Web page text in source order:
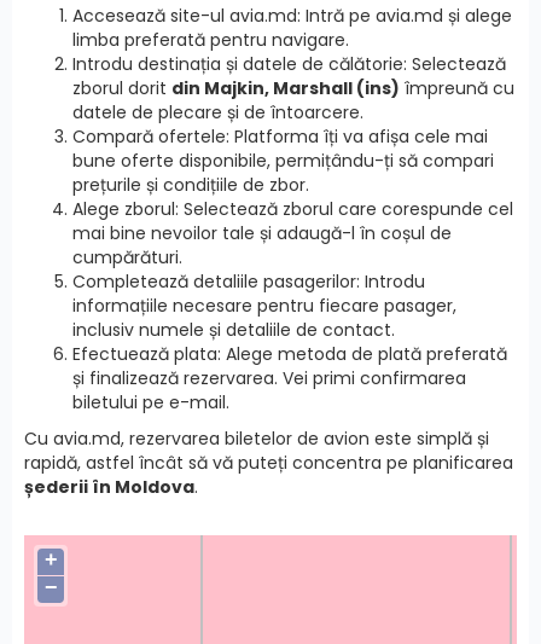
Accesează site-ul avia.md: Intră pe avia.md și alege
limba preferată pentru navigare.
Introdu destinația și datele de călătorie: Selectează
zborul dorit din Majkin, Marshall (ins) împreună cu
datele de plecare și de întoarcere.
Compară ofertele: Platforma îți va afișa cele mai
bune oferte disponibile, permițându-ți să compari
prețurile și condițiile de zbor.
Alege zborul: Selectează zborul care corespunde cel
mai bine nevoilor tale și adaugă-l în coșul de
cumpărături.
Completează detaliile pasagerilor: Introdu
informațiile necesare pentru fiecare pasager,
inclusiv numele și detaliile de contact.
Efectuează plata: Alege metoda de plată preferată
și finalizează rezervarea. Vei primi confirmarea
biletului pe e-mail.
Cu avia.md, rezervarea biletelor de avion este simplă și
rapidă, astfel încât să vă puteți concentra pe planificarea
șederii în Moldova.
+
−